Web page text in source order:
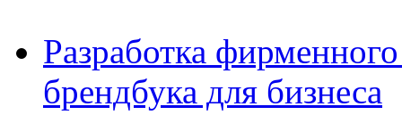
Разработка
брендбука для бизнеса